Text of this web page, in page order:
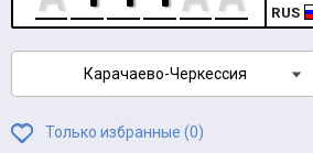
RUS
Карачаево-Черкессия
Только избранные (0)